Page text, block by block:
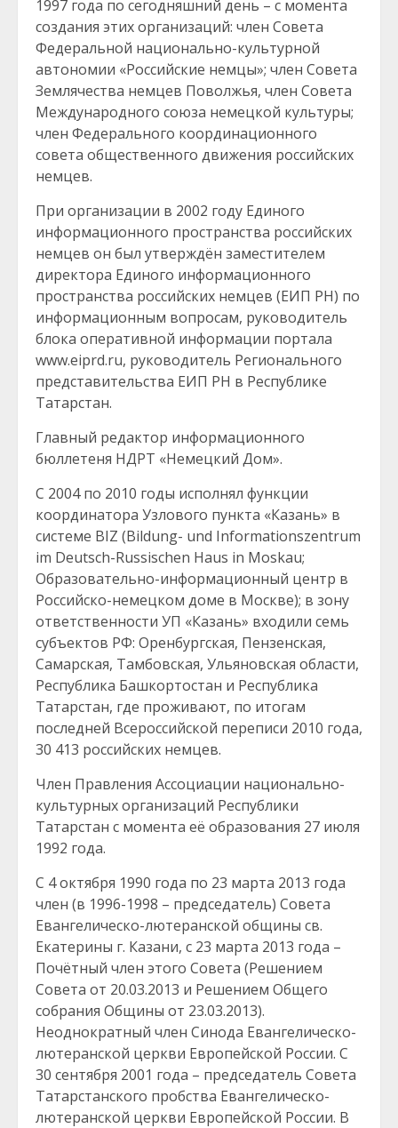
1997 года по сегодняшний день – с момента
создания этих организаций: член Совета
Федеральной национально-культурной
автономии «Российские немцы»; член Совета
Землячества немцев Поволжья, член Совета
Международного союза немецкой культуры;
член Федерального координационного
совета общественного движения российских
немцев.
При организации в 2002 году Единого
информационного пространства российских
немцев он был утверждён заместителем
директора Единого информационного
пространства российских немцев (ЕИП РН) по
информационным вопросам, руководитель
блока оперативной информации портала
www.eiprd.ru, руководитель Регионального
представительства ЕИП РН в Республике
Татарстан.
Главный редактор информационного
бюллетеня НДРТ «Немецкий Дом».
С 2004 по 2010 годы исполнял функции
координатора Узлового пункта «Казань» в
системе BIZ (Bildung- und Informationszentrum
im Deutsch-Russischen Haus in Moskau;
Образовательно-информационный центр в
Российско-немецком доме в Москве); в зону
ответственности УП «Казань» входили семь
субъектов РФ: Оренбургская, Пензенская,
Самарская, Тамбовская, Ульяновская области,
Республика Башкортостан и Республика
Татарстан, где проживают, по итогам
последней Всероссийской переписи 2010 года,
30 413 российских немцев.
Член Правления Ассоциации национально-
культурных организаций Республики
Татарстан с момента её образования 27 июля
1992 года.
С 4 октября 1990 года по 23 марта 2013 года
член (в 1996-1998 – председатель) Совета
Евангелическо-лютеранской общины св.
Екатерины г. Казани, с 23 марта 2013 года –
Почётный член этого Совета (Решением
Совета от 20.03.2013 и Решением Общего
собрания Общины от 23.03.2013).
Неоднократный член Синода Евангелическо-
лютеранской церкви Европейской России. С
30 сентября 2001 года – председатель Совета
Татарстанского пробства Евангелическо-
лютеранской церкви Европейской России. В